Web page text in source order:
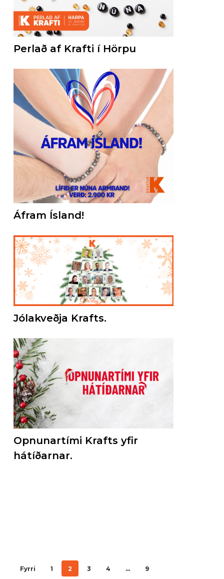
Perlað af Krafti í Hörpu
Áfram Ísland!
Jólakveðja Krafts.
Opnunartími Krafts yfir
hátíðarnar.
Fyrri 1 2 3 4 … 9